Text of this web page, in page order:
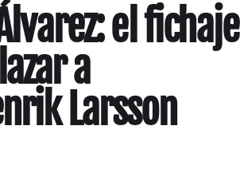
el fichaje
a
Larsson